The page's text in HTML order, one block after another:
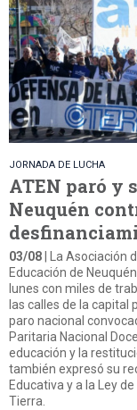
JORNADA DE LUCHA
ATEN paró y
Neuquén
03/08 | La Asociación
Educación de
lunes con miles de
las calles de la capital
paro nacional
Paritaria Nacional
educación y la
también expresó su
Educativa y a la Ley
Tierra.